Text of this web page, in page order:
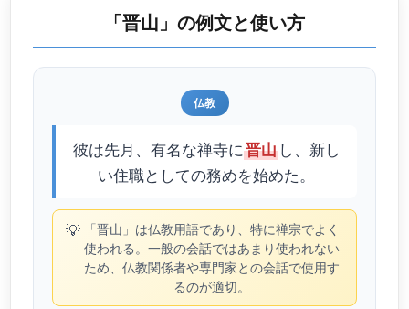
「晋山」の例文と使い方
仏教
彼は先月、有名な禅寺に晋山し、新し
い住職としての務めを始めた。
💡 「晋山」は仏教用語であり、特に禅宗でよく
使われる。一般の会話ではあまり使われない
ため、仏教関係者や専門家との会話で使用す
るのが適切。